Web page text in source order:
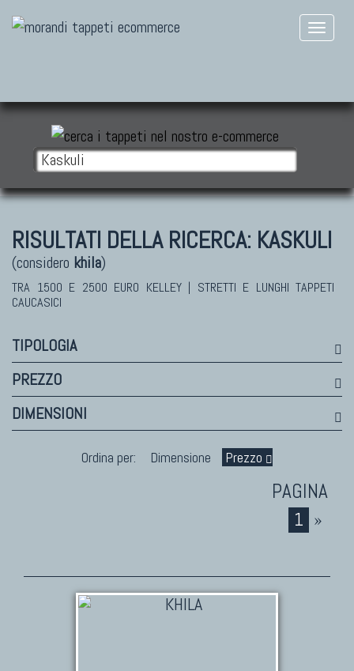
RISULTATI DELLA RICERCA: KASKULI
(considero khila)
TRA 1500 E 2500 EURO KELLEY | STRETTI E LUNGHI TAPPETI
CAUCASICI
TIPOLOGIA
PREZZO
DIMENSIONI
Ordina per: Dimensione Prezzo
1 »